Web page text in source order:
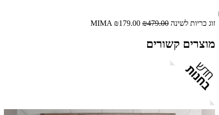
זוג כריות לשינה MIMA ₪179.00 ₪479.00
מוצרים קשורים